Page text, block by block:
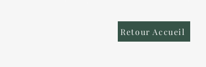
Retour Accueil